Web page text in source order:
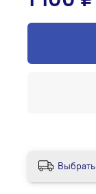
Выбрать